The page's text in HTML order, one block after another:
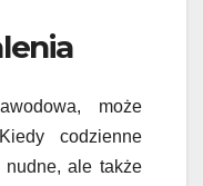
może
codzienne
ale także